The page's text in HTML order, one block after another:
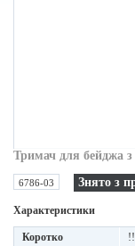
Тримач для бейджа
6786-03 Знято з
Характеристики
Коротко